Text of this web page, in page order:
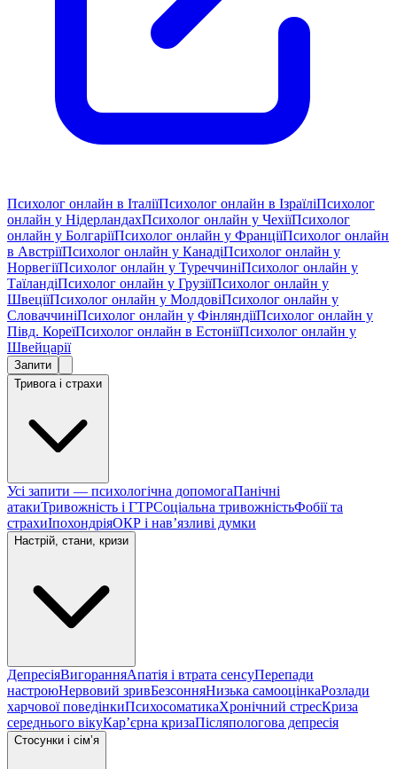
Психолог онлайн в ІталіїПсихолог онлайн в ІзраїліПсихолог
онлайн у НідерландахПсихолог онлайн у ЧехіїПсихолог
онлайн у БолгаріїПсихолог онлайн у ФранціїПсихолог онлайн
в АвстріїПсихолог онлайн у КанадіПсихолог онлайн у
НорвегіїПсихолог онлайн у ТуреччиніПсихолог онлайн у
ТаїландіПсихолог онлайн у ГрузіїПсихолог онлайн у
ШвеціїПсихолог онлайн у МолдовіПсихолог онлайн у
СловаччиніПсихолог онлайн у ФінляндіїПсихолог онлайн у
Півд. КореїПсихолог онлайн в ЕстоніїПсихолог онлайн у
Швейцарії
Запити
Тривога і страхи
Усі запити — психологічна допомогаПанічні
атакиТривожність і ГТРСоціальна тривожністьФобії та
страхиІпохондріяОКР і навʼязливі думки
Настрій, стани, кризи
ДепресіяВигоранняАпатія і втрата сенсуПерепади
настроюНервовий зривБезсонняНизька самооцінкаРозлади
харчової поведінкиПсихосоматикаХронічний стресКриза
середнього вікуКарʼєрна кризаПісляпологова депресія
Стосунки і сімʼя